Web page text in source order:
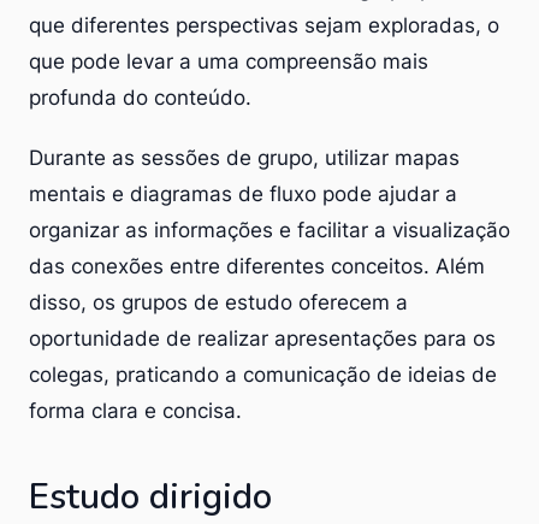
que diferentes perspectivas sejam exploradas, o
que pode levar a uma compreensão mais
profunda do conteúdo.
Durante as sessões de grupo, utilizar mapas
mentais e diagramas de fluxo pode ajudar a
organizar as informações e facilitar a visualização
das conexões entre diferentes conceitos. Além
disso, os grupos de estudo oferecem a
oportunidade de realizar apresentações para os
colegas, praticando a comunicação de ideias de
forma clara e concisa.
Estudo dirigido